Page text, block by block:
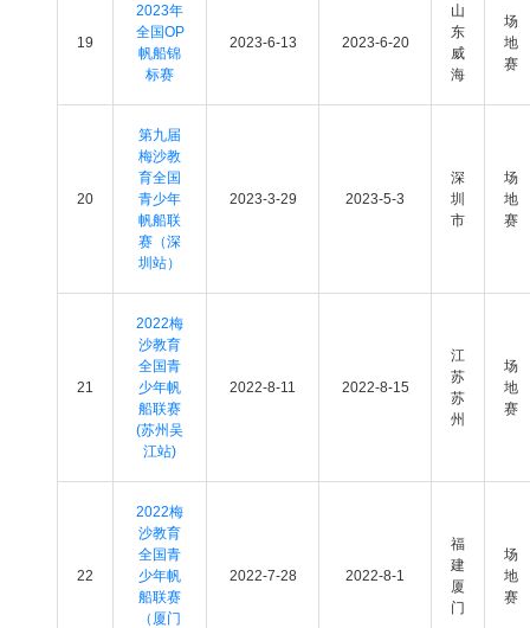
19
2023年
全国OP
帆船锦
标赛
2023-6-13 2023-6-20
山
东
威
海
场
地
赛
20
第九届
梅沙教
育全国
青少年
帆船联
赛（深
圳站）
2023-3-29 2023-5-3
深
圳
市
场
地
赛
21
2022梅
沙教育
全国青
少年帆
船联赛
(苏州吴
江站)
2022-8-11 2022-8-15
江
苏
苏
州
场
地
赛
22
2022梅
沙教育
全国青
少年帆
船联赛
（厦门
2022-7-28 2022-8-1
福
建
厦
门
场
地
赛